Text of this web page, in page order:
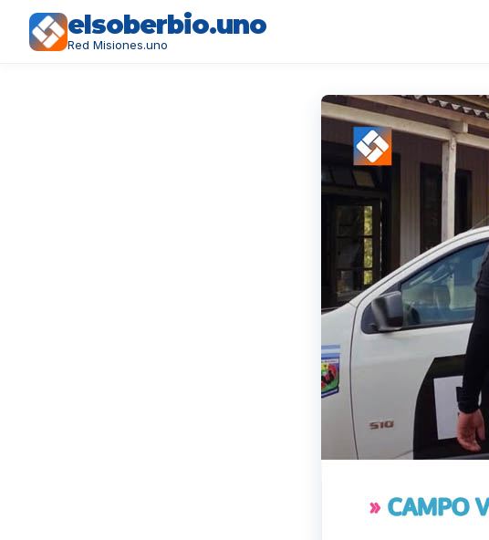
elsoberbio.uno
Red Misiones.uno